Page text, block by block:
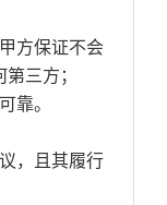
方保证不会
三方；
靠。
，且其履行